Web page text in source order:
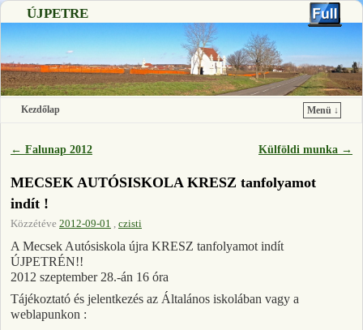
ÚJPETRE
Kezdőlap
Menü ↓
Bejegyzés navigáció
← Falunap 2012 Külföldi munka →
MECSEK AUTÓSISKOLA KRESZ tanfolyamot
indít !
Közzétéve 2012-09-01 , czisti
A Mecsek Autósiskola újra KRESZ tanfolyamot indít
ÚJPETRÉN!!
2012 szeptember 28.-án 16 óra
Tájékoztató és jelentkezés az Általános iskolában vagy a
weblapunkon :